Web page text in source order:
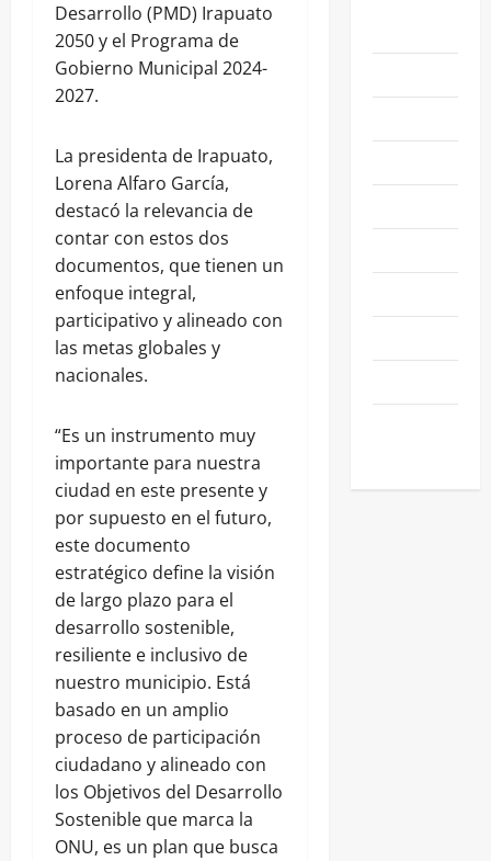
Desarrollo (PMD) Irapuato
2050 y el Programa de
Gobierno Municipal 2024-
2027.
La presidenta de Irapuato,
Lorena Alfaro García,
destacó la relevancia de
contar con estos dos
documentos, que tienen un
enfoque integral,
participativo y alineado con
las metas globales y
nacionales.
“Es un instrumento muy
importante para nuestra
ciudad en este presente y
por supuesto en el futuro,
este documento
estratégico define la visión
de largo plazo para el
desarrollo sostenible,
resiliente e inclusivo de
nuestro municipio. Está
basado en un amplio
proceso de participación
ciudadano y alineado con
los Objetivos del Desarrollo
Sostenible que marca la
ONU, es un plan que busca